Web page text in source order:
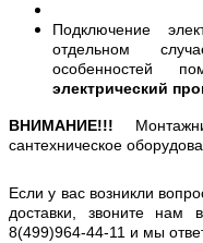
Подключение
отдельном
особенностей
электрический
ВНИМАНИЕ!!!
сантехническое
Если у вас возникли
доставки, звоните нам
8(499)964-44-11 и мы